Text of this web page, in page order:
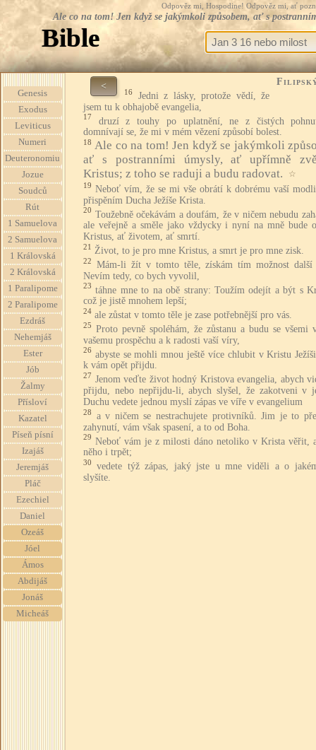
Odpověz mi, Hospodine! Odpověz mi, ať
Ale co na tom! Jen když se jakýmkoli způsobem, ať s
Bible
Genesis
Exodus
Leviticus
Numeri
Deuteronomiu
Jozue
Soudců
Rút
1 Samuelova
2 Samuelova
1 Královská
2 Královská
1 Paralipome
2 Paralipome
Ezdráš
Nehemjáš
Ester
Jób
Žalmy
Přísloví
Kazatel
Píseň písní
Izajáš
Jeremjáš
Pláč
Ezechiel
Daniel
Ozeáš
Jóel
Ámos
Abdijáš
Jonáš
Micheáš
<
16
Jedni z lásky, protože vědí, že
jsem tu k obhajobě evangelia,
17
druzí z touhy po uplatnění, ne z čistých
domnívají se, že mi v mém vězení způsobí bolest.
18 Ale co na tom! Jen když se jakýmkoli
ať s postranními úmysly, ať upřímně
Kristus; z toho se raduji a budu radovat.
☆
19 Neboť vím, že se mi vše obrátí k dobrému vaší
přispěním Ducha Ježíše Krista.
20 Toužebně očekávám a doufám, že v ničem nebudu
ale veřejně a směle jako vždycky i nyní na mně bude
Kristus, ať životem, ať smrtí.
21 Život, to je pro mne Kristus, a smrt je pro mne zisk.
22
Mám-li žít v tomto těle, získám tím možnost další
Nevím tedy, co bych vyvolil,
23 táhne mne to na obě strany: Toužím odejít a být s
což je jistě mnohem lepší;
24 ale zůstat v tomto těle je zase potřebnější pro vás.
25 Proto pevně spoléhám, že zůstanu a budu se všemi
vašemu prospěchu a k radosti vaší víry,
26 abyste se mohli mnou ještě více chlubit v Kristu
k vám opět přijdu.
27 Jenom veďte život hodný Kristova evangelia, abych
přijdu, nebo nepřijdu-li, abych slyšel, že zakotveni v
Duchu vedete jednou myslí zápas ve víře v evangelium
28
a v ničem se nestrachujete protivníků. Jim je to
zahynutí, vám však spasení, a to od Boha.
29 Neboť vám je z milosti dáno netoliko v Krista věřit,
něho i trpět;
30
vedete týž zápas, jaký jste u mne viděli a o
slyšíte.